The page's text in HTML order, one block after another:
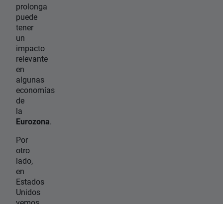
prolonga
puede
tener
un
impacto
relevante
en
algunas
economías
de
la
Eurozona.
Por
otro
lado,
en
Estados
Unidos